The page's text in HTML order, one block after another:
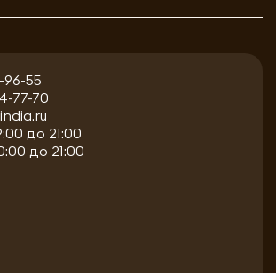
96-55
77-70
до 21:00
до 21:00